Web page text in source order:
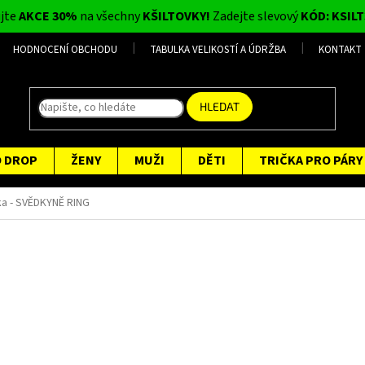
AKCE 30% na všechnyKŠILTOVKY! Zadejte slevovýKÓD:
HODNOCENÍ OBCHODU TABULKA VELIKOSTÍ A ÚDRŽBA KONTAKT
HLEDAT
ŽENY MUŽI DĚTI TRIČKA PRO PÁRY
SVĚDKYNĚ RING